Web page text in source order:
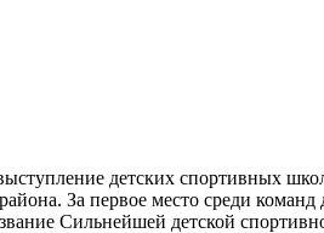
детских спортивных
За первое место среди команд
Сильнейшей детской